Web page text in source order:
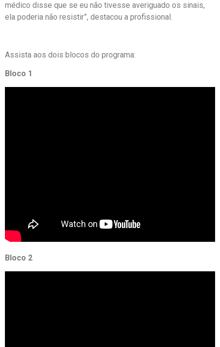
médico disse que se eu não tivesse averiguado os sinais,
ela poderia não resistir”, destacou a profissional.
Assista aos dois blocos do programa:
Bloco 1
Bloco 2